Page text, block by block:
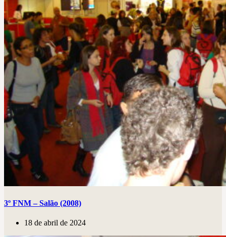
3º FNM – Salão (2008)
18 de abril de 2024